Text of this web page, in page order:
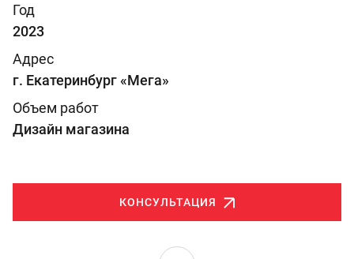
Год
2023
Адрес
г. Екатеринбург «Мега»
Объем работ
Дизайн магазина
КОНСУЛЬТАЦИЯ